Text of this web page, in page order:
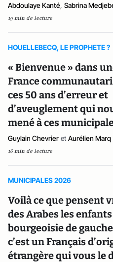
Abdoulaye Kanté, Sabrina
19 min de lecture
HOUELLEBECQ, LE PROPHETE ?
« Bienvenue » dans
France
ces 50 ans d’erreur et
d’aveuglement qui
mené à ces
Guylain Chevrier et Aurélien Marq
16 min de lecture
MUNICIPALES 2026
Voilà ce que pensent
des Arabes les
bourgeoisie de
c’est un Français
étrangère qui vous le